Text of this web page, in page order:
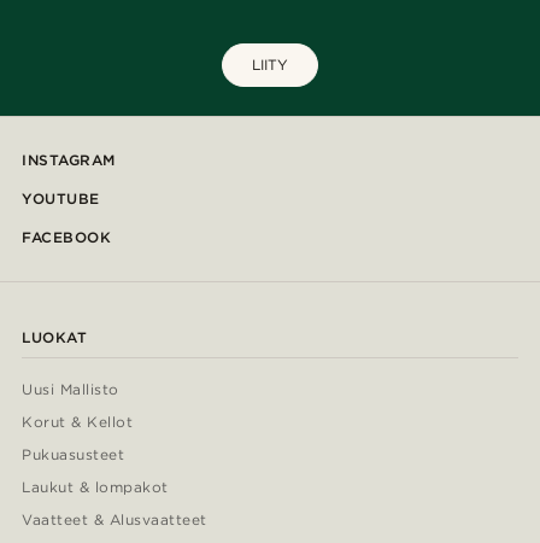
LIITY
INSTAGRAM
YOUTUBE
FACEBOOK
LUOKAT
Uusi Mallisto
Korut & Kellot
Pukuasusteet
Laukut & lompakot
Vaatteet & Alusvaatteet